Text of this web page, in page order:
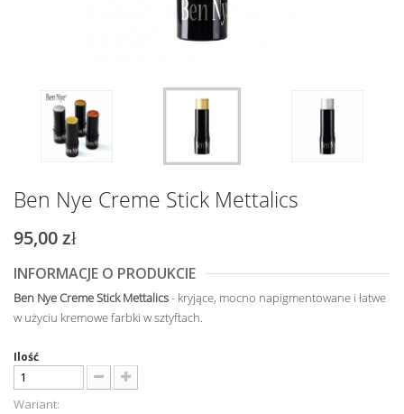
Ben Nye Creme Stick Mettalics
95,00 zł
INFORMACJE O PRODUKCIE
Ben Nye Creme Stick Mettalics- kryjące, mocno napigmentowane i łatwe
w użyciu kremowe farbki w sztyftach.
Ilość
Wariant: